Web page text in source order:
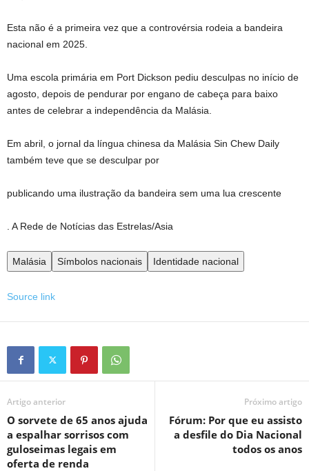
Esta não é a primeira vez que a controvérsia rodeia a bandeira
nacional em 2025
Uma escola primária em Port Dickson pediu desculpas no início de
agosto, depois de pendurar por engano de cabeça para baixo
antes de celebrar a independência da Malásia.
Em abril, o jornal da língua chinesa da Malásia Sin Chew Daily
também teve que se desculpar por
publicando uma ilustração da bandeira sem uma lua crescente
. A Rede de Notícias das Estrelas/Asia
Malásia Símbolos nacionais Identidade nacional
Source link
Artigo anterior
O sorvete de 65 anos ajuda
a espalhar sorrisos com
guloseimas legais em
oferta de renda
Próximo artigo
Fórum: Por que eu assisto
a desfile do Dia Nacional
todos os anos